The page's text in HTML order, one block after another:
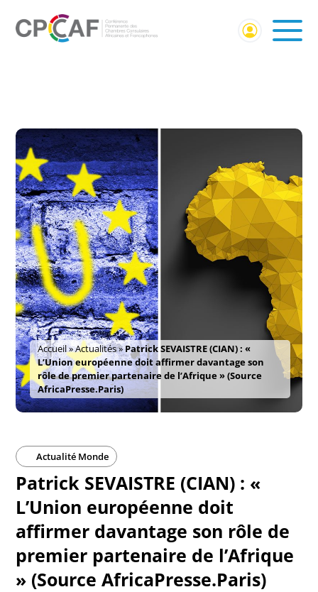
Accueil»Actualités»Patrick SEVAISTRE (CIAN) : «
L’Union européenne doit affirmer davantage son
rôle de premier partenaire de l’Afrique » (Source
AfricaPresse.Paris)
Actualité Monde
Patrick SEVAISTRE (CIAN) : «
L’Union européenne doit
affirmer davantage son rôle de
premier partenaire de l’Afrique
» (Source AfricaPresse.Paris)